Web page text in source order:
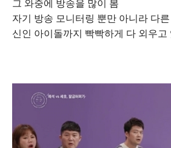
그 와중에 방송을 많이 봄
자기 방송 모니터링 뿐만 아니라 다
신인 아이돌까지 빡빡하게 다 외우고